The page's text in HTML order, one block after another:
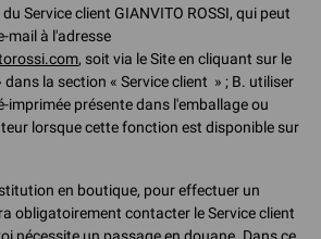
Service client GIANVITO ROSSI, qui peut
mail à l'adresse
, soit via le Site en cliquant sur le
la section « Service client » ; B. utiliser
imprimée présente dans l'emballage ou
lorsque cette fonction est disponible sur
en boutique, pour effectuer un
obligatoirement contacter le Service client